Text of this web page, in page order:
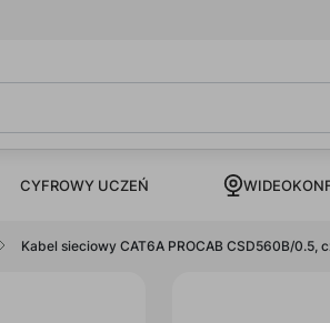
CYFROWY UCZEŃ
Kabel sieciowy CAT6A PROCAB CSD560B/0.5,